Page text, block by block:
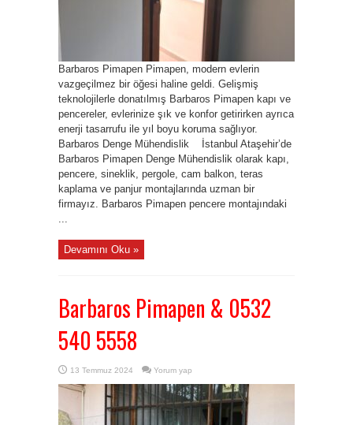
Barbaros Pimapen Pimapen, modern evlerin
vazgeçilmez bir öğesi haline geldi. Gelişmiş
teknolojilerle donatılmış Barbaros Pimapen kapı ve
pencereler, evlerinize şık ve konfor getirirken ayrıca
enerji tasarrufu ile yıl boyu koruma sağlıyor.
Barbaros Denge Mühendislik İstanbul Ataşehir’de
Barbaros Pimapen Denge Mühendislik olarak kapı,
pencere, sineklik, pergole, cam balkon, teras
kaplama ve panjur montajlarında uzman bir
firmayız. Barbaros Pimapen pencere montajındaki
...
Devamını Oku »
Barbaros Pimapen & 0532
540 5558
13 Temmuz 2024 Yorum yap